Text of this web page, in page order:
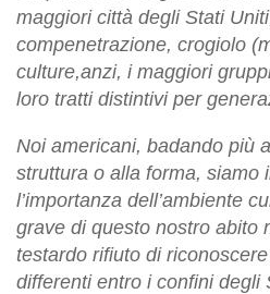
maggiori città degli Stati
compenetrazione, crogiolo
culture,anzi, i maggiori
loro tratti distintivi per
Noi americani, badando più
struttura o alla forma, siamo
l’importanza dell’ambiente
grave di questo nostro abito
testardo rifiuto di
differenti entro i confini degli